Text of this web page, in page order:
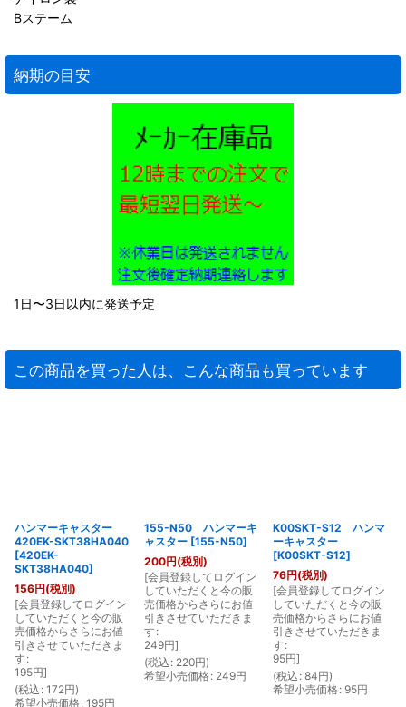
Bステーム
納期の目安
1日〜3日以内に発送予定
この商品を買った人は、こんな商品も買っています
ハンマーキャスター
420EK-SKT38HA040
[420EK-
SKT38HA040]
156円(税別)
[会員登録してログイン
していただくと今の販
売価格からさらにお値
引きさせていただきま
す :
195円]
(税込 : 172円)
希望小売価格: 195円
155-N50 ハンマーキ
ャスター [155-N50]
200円(税別)
[会員登録してログイン
していただくと今の販
売価格からさらにお値
引きさせていただきま
す :
249円]
(税込 : 220円)
希望小売価格: 249円
K00SKT-S12 ハンマ
ーキャスター
[K00SKT-S12]
76円(税別)
[会員登録してログイン
していただくと今の販
売価格からさらにお値
引きさせていただきま
す :
95円]
(税込 : 84円)
希望小売価格: 95円